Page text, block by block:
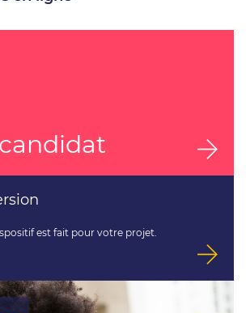
est fait pour votre projet.